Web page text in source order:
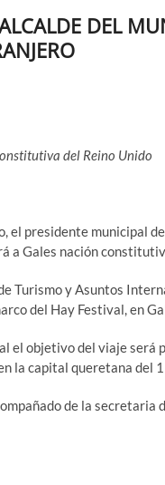
DEL
del Reino Unido
el presidente municipal
a Gales nación
Turismo y Asuntos
del Hay Festival, en
el objetivo del viaje
la capital queretana del
de la